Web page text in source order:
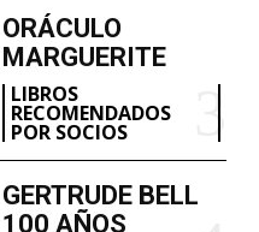
ORÁCULO
MARGUERITE
LIBROS
RECOMENDADOS
POR SOCIOS
GERTRUDE BELL
100 AÑOS